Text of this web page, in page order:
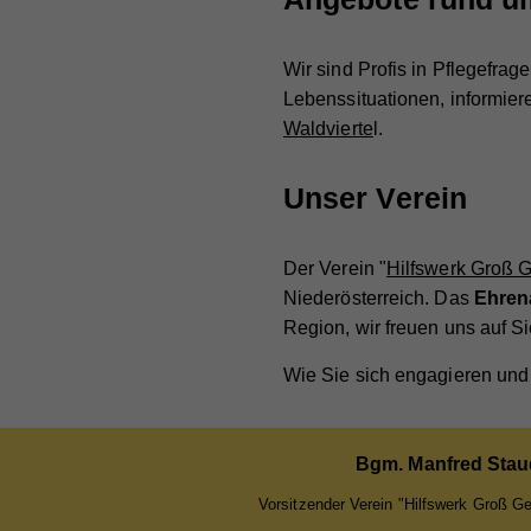
Wir sind Profis in
Lebenssituationen,
Waldvierte l.
Unser Verein
Der Verein " Hilfswerk Groß
Niederösterreich. Das
Region, wir freuen uns auf
Wie Sie sich engagieren
Bgm. Manfred
Vorsitzender Verein "Hilfswerk Groß